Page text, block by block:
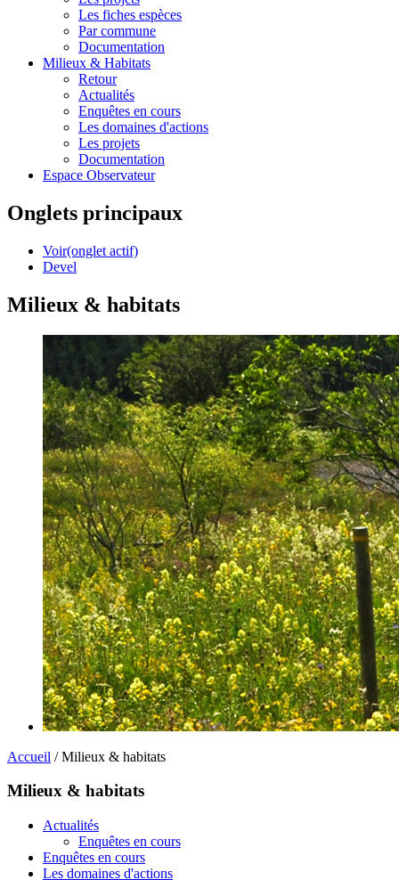
Les fiches espèces
Par commune
Documentation
Milieux & Habitats
Retour
Actualités
Enquêtes en cours
Les domaines d'actions
Les projets
Documentation
Espace Observateur
Onglets principaux
Voir(onglet actif)
Devel
Milieux & habitats
Accueil / Milieux & habitats
Milieux & habitats
Actualités
Enquêtes en cours
Enquêtes en cours
Les domaines d'actions